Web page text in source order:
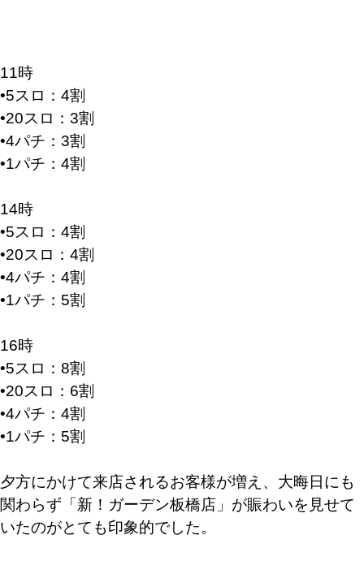
11時
•5スロ：4割
•20スロ：3割
•4パチ：3割
•1パチ：4割
14時
•5スロ：4割
•20スロ：4割
•4パチ：4割
•1パチ：5割
16時
•5スロ：8割
•20スロ：6割
•4パチ：4割
•1パチ：5割
夕方にかけて来店されるお客様が増え、大晦日にも
関わらず「新！ガーデン板橋店」が賑わいを見せて
いたのがとても印象的でした。